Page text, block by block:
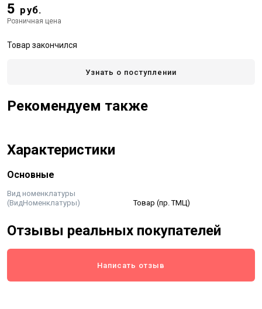
5 руб.
Розничная цена
Товар закончился
Узнать о поступлении
Рекомендуем также
Характеристики
Основные
Вид номенклатуры
(ВидНоменклатуры)
Товар (пр. ТМЦ)
Отзывы реальных покупателей
Написать отзыв